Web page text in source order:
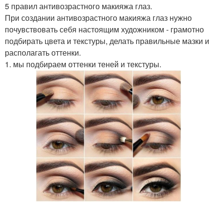
5 правил антивозрастного макияжа глаз.
При создании антивозрастного макияжа глаз нужно
почувствовать себя настоящим художником - грамотно
подбирать цвета и текстуры, делать правильные мазки и
располагать оттенки.
1. мы подбираем оттенки теней и текстуры.